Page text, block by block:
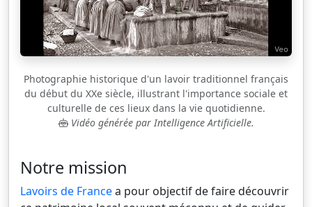
Photographie historique d'un lavoir traditionnel français
du début du XXe siècle, illustrant l'importance sociale et
culturelle de ces lieux dans la vie quotidienne.
Vidéo générée par Intelligence Artificielle.
Notre mission
Lavoirs de Francea pour objectif de faire découvrir